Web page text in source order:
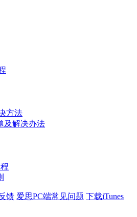
方法
及解决办法
馈 爱思PC端常见问题 下载iTunes